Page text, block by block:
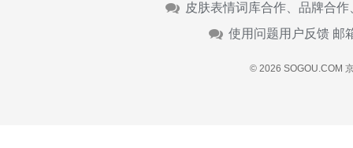
皮肤表情词库合作、品牌合
使用问题用户反馈 邮
© 2026 SOGOU.COM